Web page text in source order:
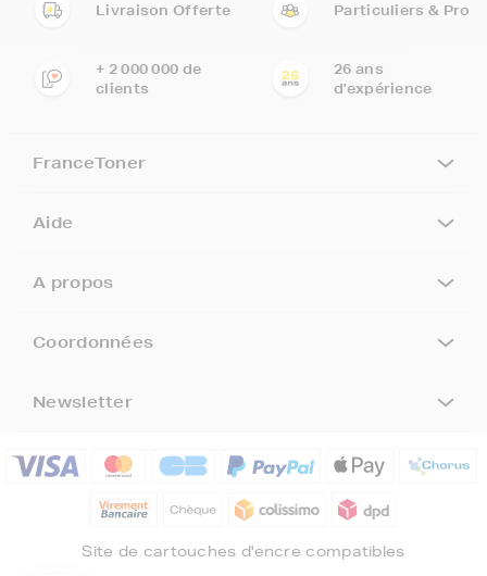
Livraison Offerte Particuliers & Pro
+ 2 000 000 de
clients
26 ans
d'expérience
FranceToner
Aide
A propos
Coordonnées
Newsletter
Site de cartouches d'encre compatibles
5€ offerts sur votre 1ère
Inscrivez-vous à notre newsletter, suivez notre actualité et